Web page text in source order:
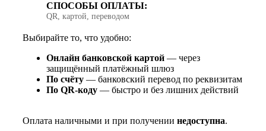
СПОСОБЫ ОПЛАТЫ:
QR, картой, переводом
Выбирайте то, что удобно:
Онлайн банковской картой — через
защищённый платёжный шлюз
По счёту — банковский перевод по реквизитам
По QR‑коду — быстро и без лишних действий
Оплата наличными и при получении недоступна.